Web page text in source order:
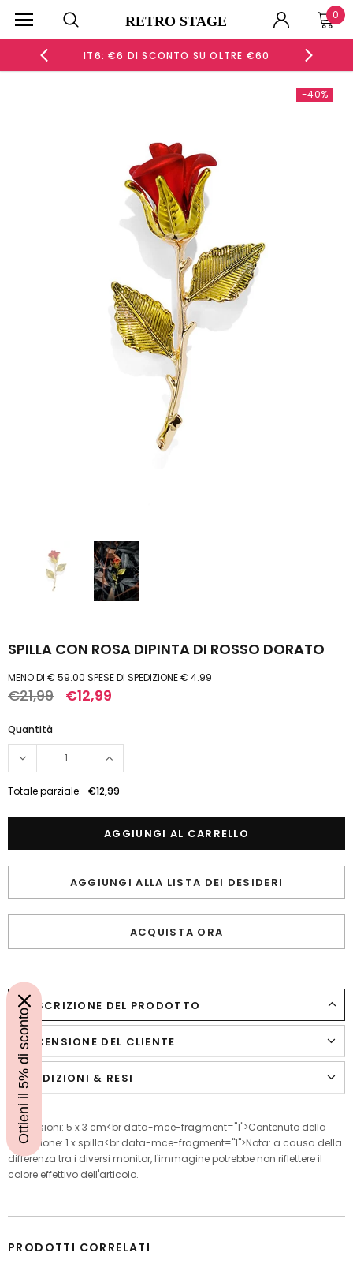
RETRO STAGE 0
IT6: €6 DI SCONTO SU OLTRE €60
-40%
SPILLA CON ROSA DIPINTA DI ROSSO DORATO
MENO DI € 59.00 SPESE DI SPEDIZIONE € 4.99
€21,99 €12,99
Quantità
Totale parziale: €12,99
AGGIUNGI ALLA LISTA DEI DESIDERI
ACQUISTA ORA
DESCRIZIONE DEL PRODOTTO
RECENSIONE DEL CLIENTE
SPEDIZIONI & RESI
Dimensioni: 5 x 3 cm<br data-mce-fragment="1">Contenuto della
confezione: 1 x spilla<br data-mce-fragment="1">Nota: a causa della
differenza tra i diversi monitor, l'immagine potrebbe non riflettere il
colore effettivo dell'articolo.
PRODOTTI CORRELATI
Ottieni il 5% di sconto